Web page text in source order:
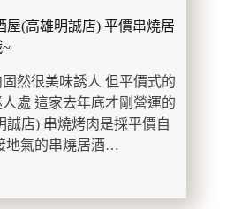
屋(高雄明誠店) 平價串燒居
~
然很美味誘人 但平價式的
處 這家去年底才剛營運的
誠店) 串燒烤肉是採平價自
地氣的串燒居酒…